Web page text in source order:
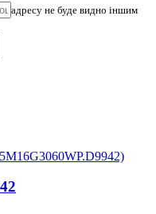
адресу не буде видно іншим